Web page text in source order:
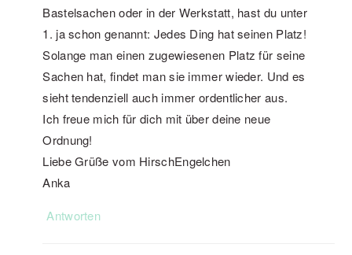
Bastelsachen oder in der Werkstatt, hast du unter
1. ja schon genannt: Jedes Ding hat seinen Platz!
Solange man einen zugewiesenen Platz für seine
Sachen hat, findet man sie immer wieder. Und es
sieht tendenziell auch immer ordentlicher aus.
Ich freue mich für dich mit über deine neue
Ordnung!
Liebe Grüße vom HirschEngelchen
Anka
Antworten